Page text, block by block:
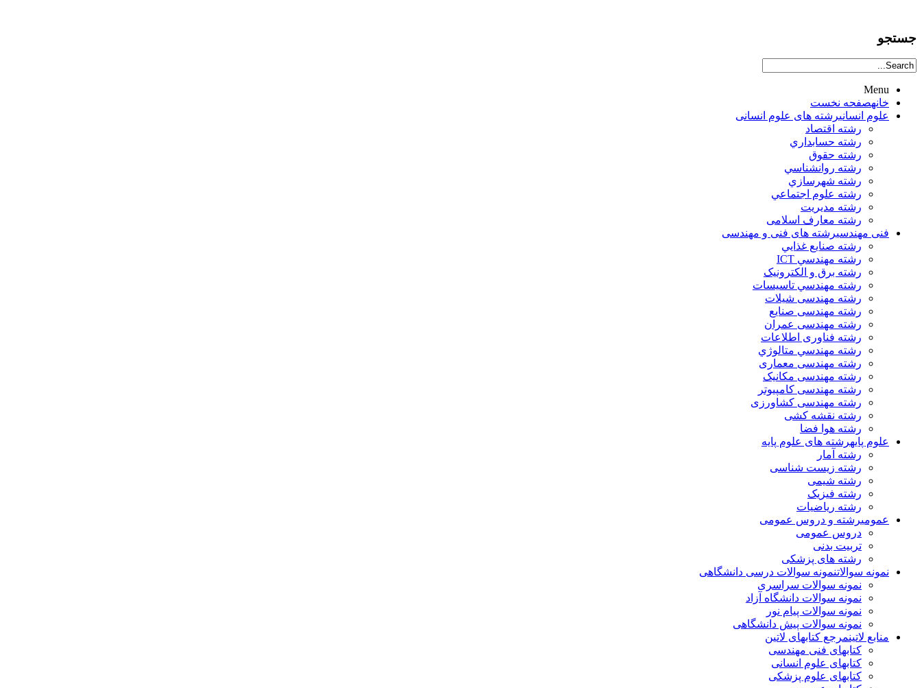
جستجو
Menu
خانهصفحه نخست
علوم انسانيرشته های علوم انسانی
رشته اقتصاد
رشته حسابداري
رشته حقوق
رشته روانشناسي
رشته شهرسازي
رشته علوم اجتماعي
رشته مديريت
رشته معارف اسلامی
فنی مهندسیرشته های فنی و مهندسی
رشته صنايع غذايي
رشته مهندسي ICT
رشته برق و الکترونيک
رشته مهندسي تاسيسات
رشته مهندسی شیلات
رشته مهندسی صنایع
رشته مهندسی عمران
رشته فناوری اطلاعات
رشته مهندسي متالوژي
رشته مهندسی معماری
رشته مهندسی مکانیک
رشته مهندسی کامپیوتر
رشته مهندسی کشاورزی
رشته نقشه کشی
رشته هوا فضا
علوم پایهرشته های علوم پایه
رشته آمار
رشته زیست شناسی
رشته شیمی
رشته فیزیک
رشته ریاضیات
عمومیرشته و دروس عمومی
دروس عمومی
تربیت بدنی
رشته های پزشکی
نمونه سوالاتنمونه سوالات درسی دانشگاهی
نمونه سوالات سراسری
نمونه سوالات دانشگاه آزاد
نمونه سوالات پیام نور
نمونه سوالات پیش دانشگاهی
منابع لاتینمرجع کتابهای لاتین
کتابهای فنی مهندسی
کتابهای علوم انسانی
کتابهای علوم پزشکی